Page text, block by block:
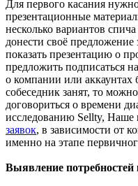
Для первого касания
презентационные
несколько вариантов
донести своё
показать презентацию о
предложить подписаться
о компании или аккаунтах
собеседник занят, то
договориться о времени
исследованию Sellty, Наше
заявок, в зависимости от
именно на этапе
Выявление